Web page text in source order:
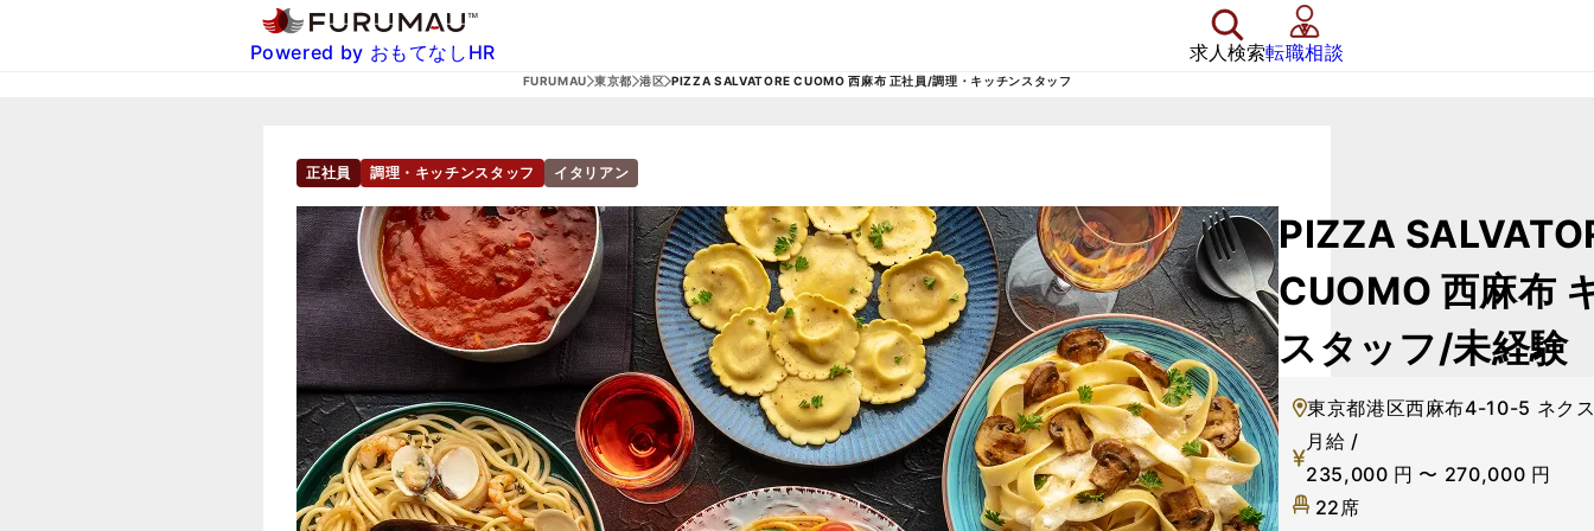
Powered by おもてなしHR 求人検索転職相談
FURUMAU 東京都 港区 PIZZA SALVATORE CUOMO 西麻布 正社員/調理・キッチンスタッフ
正社員 調理・キッチンスタッフ イタリアン
PIZZA
CUOMO 西麻布
スタッフ/未経験
東京都港区西麻布4-10-5 ネク
月給 /
235,000 円 〜 270,000 円
22席